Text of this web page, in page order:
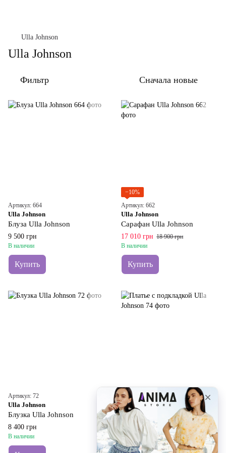
Ulla Johnson
Ulla Johnson
Фильтр Сначала новые
Артикул: 664
Ulla Johnson
Блуза Ulla Johnson
9 500 грн
В наличии
Купить
−10%
Артикул: 662
Ulla Johnson
Сарафан Ulla Johnson
17 010 грн 18 900 грн
В наличии
Купить
Артикул: 72
Ulla Johnson
Блузка Ulla Johnson
8 400 грн
В наличии
Артикул: 74
Ulla Johnson
Платье с подкладкой Ulla Johnson
15 800 грн
В наличии